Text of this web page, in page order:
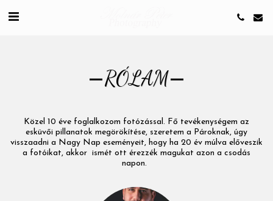
RÓLAM
Közel 10 éve foglalkozom fotózással. Fő tevékenységem az
esküvői pillanatok megörökítése, szeretem a Pároknak, úgy
visszaadni a Nagy Nap eseményeit, hogy ha 20 év múlva előveszik
a fotóikat, akkor ismét ott érezzék magukat azon a csodás
napon.